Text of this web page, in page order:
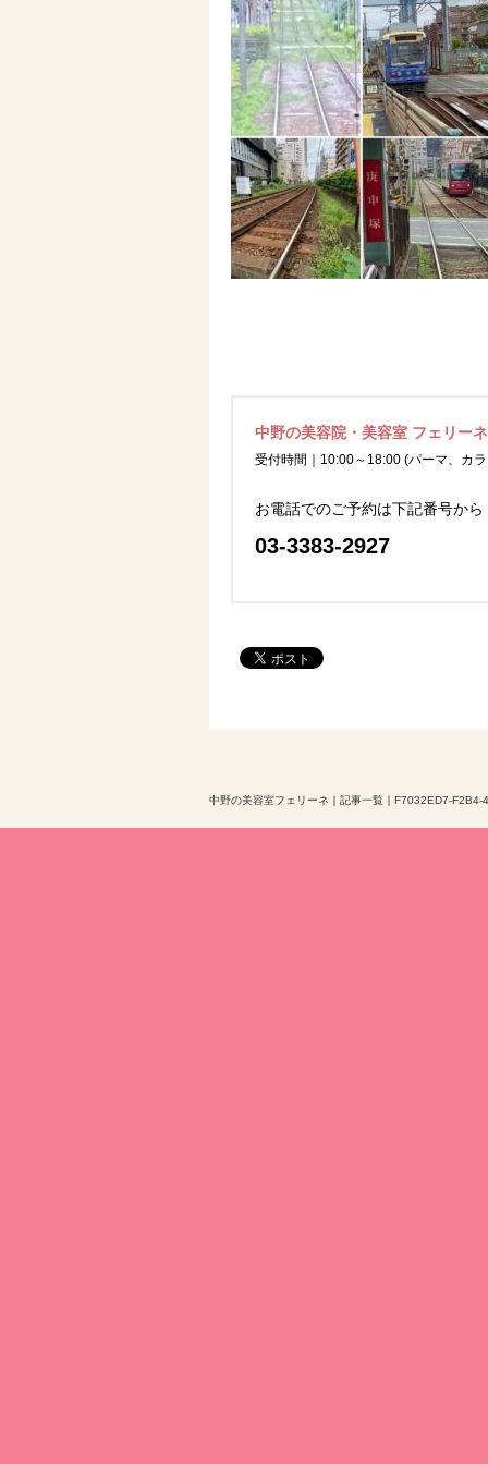
中野の美容院・美容室 フェリー
受付時間｜10:00～18:00 (パーマ、カ
お電話でのご予約は下記番号から
03-3383-2927
中野の美容室フェリーネ ｜ 記事一覧 ｜ F7032ED7-F2B4-